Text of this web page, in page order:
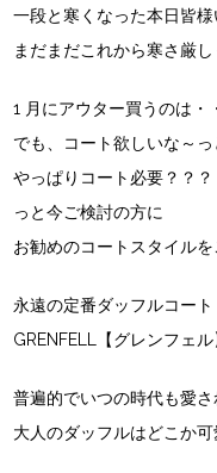
一段と寒くなった本日皆
まだまだこれから寒さ厳
1 月にアウター買うのは・
でも、コート欲しいな～
やっぱりコート必要？？？
っと今ご検討の方に
お勧めのコートスタイル
永遠の定番ダッフルコート
GRENFELL【グレンフェ
普遍的でいつの時代も愛さ
大人のダッフルはどこか